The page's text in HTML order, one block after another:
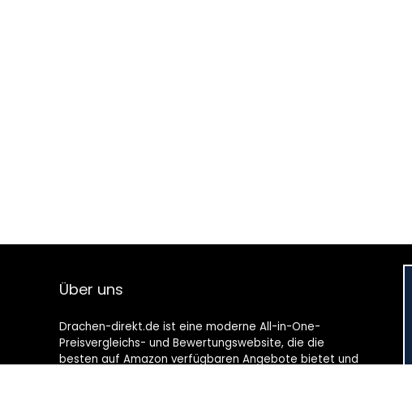
Über uns
Drachen-direkt.de ist eine moderne All-in-One-
Preisvergleichs- und Bewertungswebsite, die die
besten auf Amazon verfügbaren Angebote bietet und